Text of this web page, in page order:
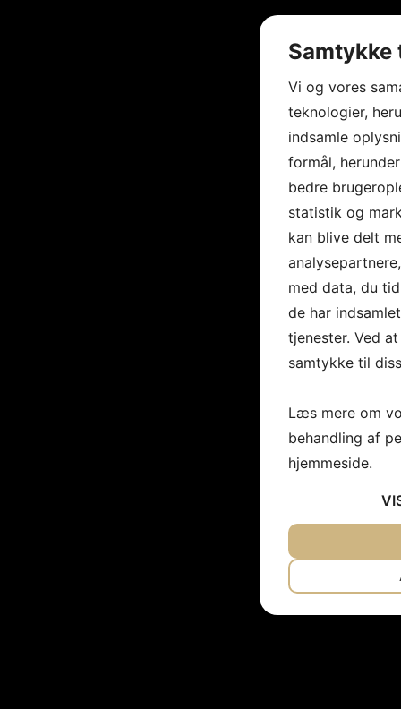
Vi og vores
teknologier,
indsamle
formål,
bedre
statistik og
kan blive delt
med data, du
de har
tjenester. Ved
samtykke til
Læs mere om
behandling af
hjemmeside.